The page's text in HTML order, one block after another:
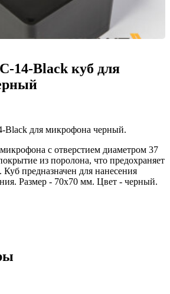
14-Black куб для
Black для микрофона черный.
с отверстием диаметром 37
из поролона, что предохраняет
предназначен для нанесения
Размер - 70х70 мм. Цвет - черный.